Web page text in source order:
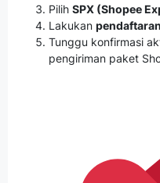
Pilih SPX (Shopee
Lakukan pendaftaran
Tunggu konfirmasi
pengiriman paket